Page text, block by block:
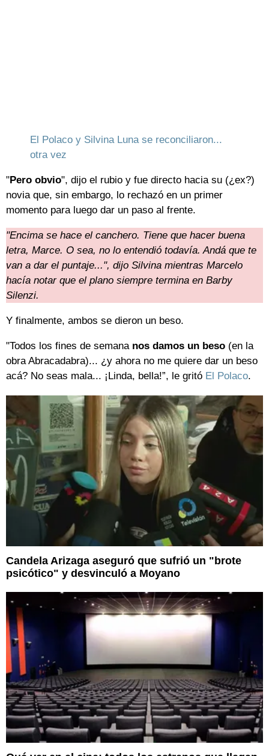
El Polaco y Silvina Luna se reconciliaron...
otra vez
"Pero obvio", dijo el rubio y fue directo hacia su (¿ex?)
novia que, sin embargo, lo rechazó en un primer
momento para luego dar un paso al frente.
"Encima se hace el canchero. Tiene que hacer buena
letra, Marce. O sea, no lo entendió todavía. Andá que te
van a dar el puntaje...", dijo Silvina mientras Marcelo
hacía notar que el plano siempre termina en Barby
Silenzi.
Y finalmente, ambos se dieron un beso.
"Todos los fines de semana nos damos un beso (en la
obra Abracadabra)... ¿y ahora no me quiere dar un beso
acá? No seas mala... ¡Linda, bella!”, le gritó El Polaco.
Candela Arizaga aseguró que sufrió un "brote
psicótico" y desvinculó a Moyano